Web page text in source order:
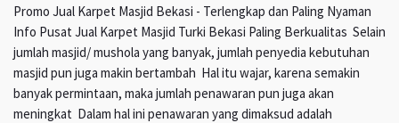
Promo Jual Karpet Masjid Bekasi - Terlengkap dan Paling Nyaman
Info Pusat Jual Karpet Masjid Turki Bekasi Paling Berkualitas Selain
jumlah masjid/ mushola yang banyak, jumlah penyedia kebutuhan
masjid pun juga makin bertambah Hal itu wajar, karena semakin
banyak permintaan, maka jumlah penawaran pun juga akan
meningkat Dalam hal ini penawaran yang dimaksud adalah